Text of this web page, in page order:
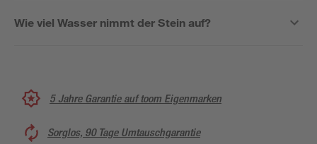
Wie viel Wasser nimmt der Stein auf?
5 Jahre Garantie auf toom Eigenmarken
Sorglos, 90 Tage Umtauschgarantie